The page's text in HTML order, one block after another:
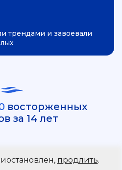
трендами и завоевали
восторженных
за 14 лет
продлить.